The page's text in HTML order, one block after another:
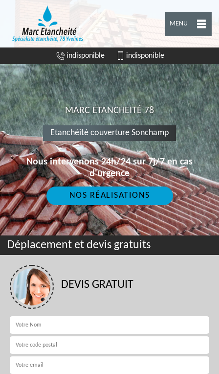
MENU
indisponible indisponible
MARC ETANCHEITÉ 78
Etanchéité couverture Sonchamp
Nous intervenons 24h/24 sur 7j/7 en cas
d'urgence
NOS RÉALISATIONS
Déplacement et devis gratuits
DEVIS GRATUIT